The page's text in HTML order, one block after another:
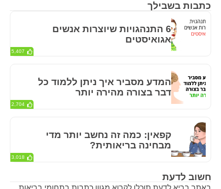
חשוב לדעת
כתבות בשבילך
6 התנהגויות שיוצרות אנשים
אגואיסטים
5,407
המדע מסביר איך ניתן ללמוד כל
דבר בצורה מהירה יותר
2,704
קפאין: כמה זה נחשב יותר מדי
מבחינה בריאותית?
3,018